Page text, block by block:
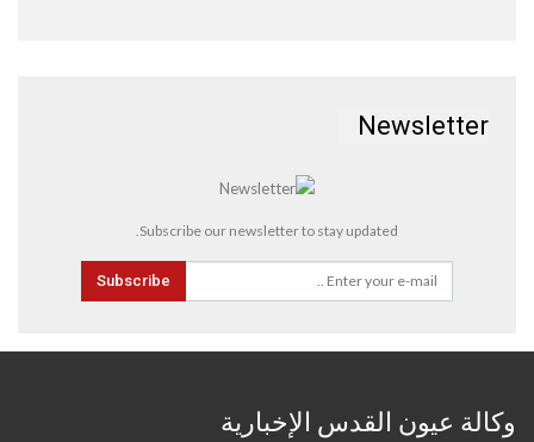
Newsletter
Subscribe our newsletter to stay updated.
Subscribe
وكالة عيون القدس الإخبارية